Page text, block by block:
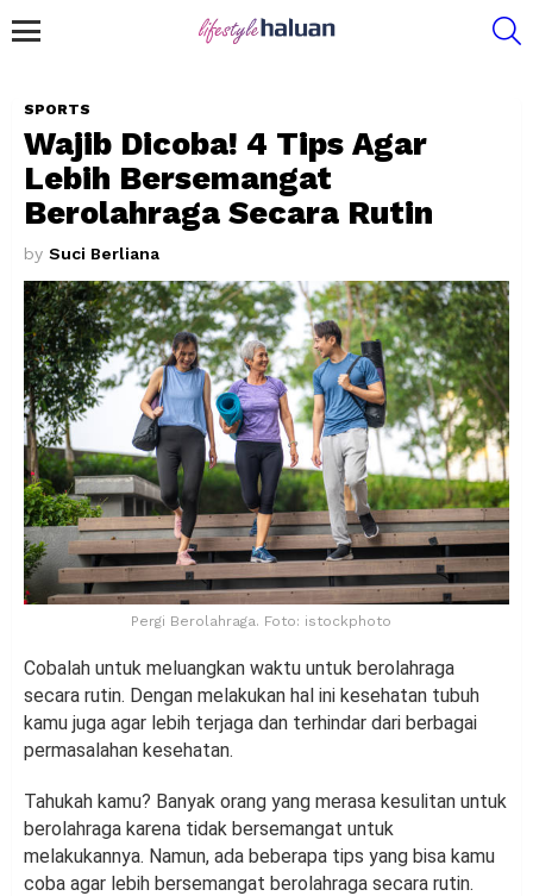
SPORTS
Wajib Dicoba! 4 Tips Agar
Lebih Bersemangat
Berolahraga Secara Rutin
by Suci Berliana
Pergi Berolahraga. Foto: istockphoto
Cobalah untuk meluangkan waktu untuk berolahraga
secara rutin. Dengan melakukan hal ini kesehatan tubuh
kamu juga agar lebih terjaga dan terhindar dari berbagai
permasalahan kesehatan.
Tahukah kamu? Banyak orang yang merasa kesulitan untuk
berolahraga karena tidak bersemangat untuk
melakukannya. Namun, ada beberapa tips yang bisa kamu
coba agar lebih bersemangat berolahraga secara rutin.